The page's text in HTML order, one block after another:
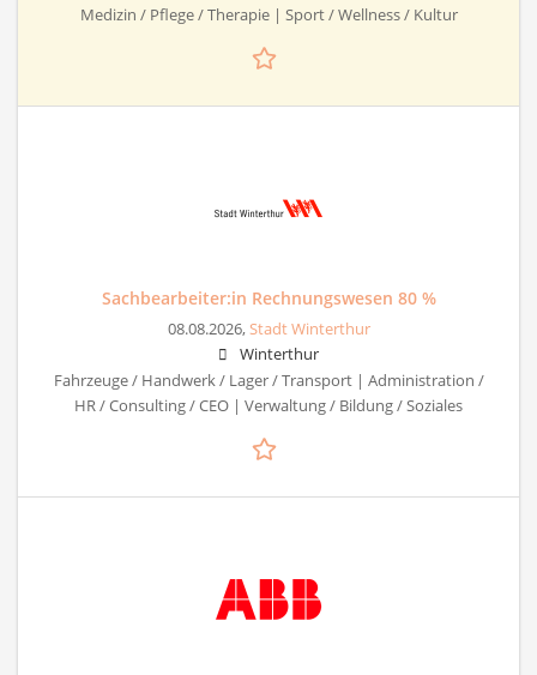
Medizin / Pflege / Therapie | Sport / Wellness / Kultur
Sachbearbeiter:in Rechnungswesen 80 %
08.08.2026,Stadt Winterthur
Winterthur
Fahrzeuge / Handwerk / Lager / Transport | Administration /
HR / Consulting / CEO | Verwaltung / Bildung / Soziales